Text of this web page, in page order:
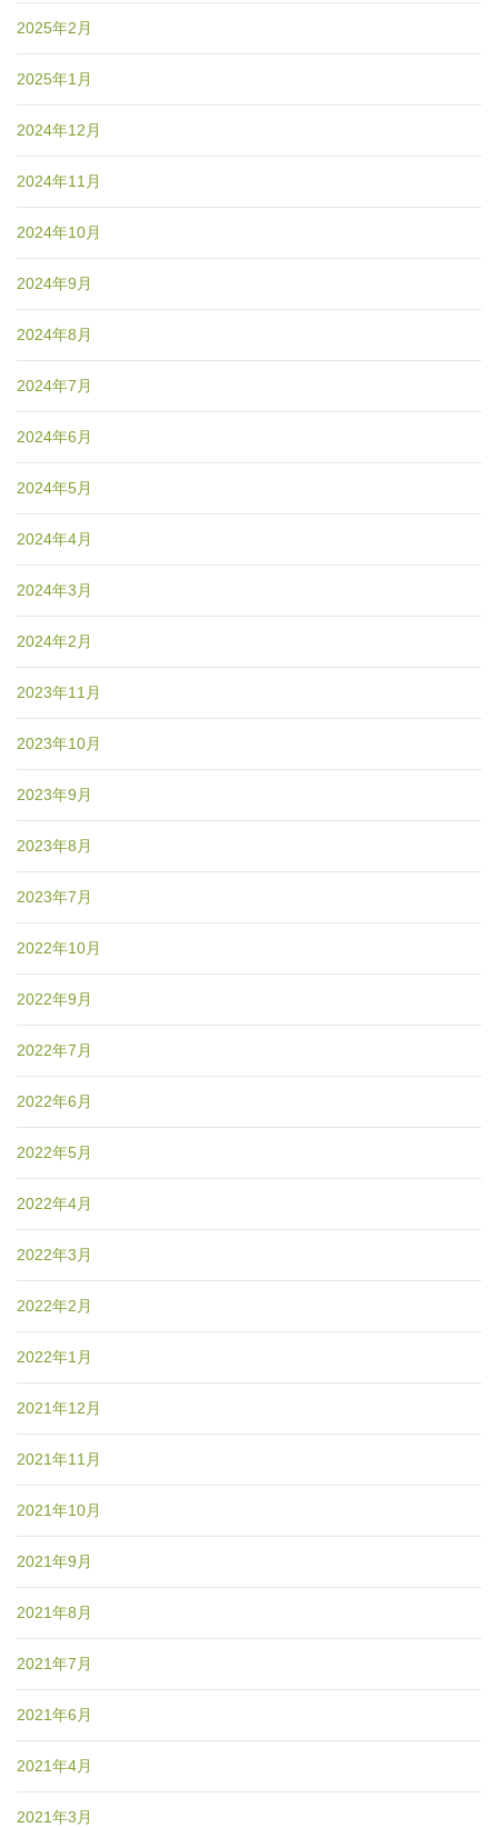
2025年2月
2025年1月
2024年12月
2024年11月
2024年10月
2024年9月
2024年8月
2024年7月
2024年6月
2024年5月
2024年4月
2024年3月
2024年2月
2023年11月
2023年10月
2023年9月
2023年8月
2023年7月
2022年10月
2022年9月
2022年7月
2022年6月
2022年5月
2022年4月
2022年3月
2022年2月
2022年1月
2021年12月
2021年11月
2021年10月
2021年9月
2021年8月
2021年7月
2021年6月
2021年4月
2021年3月